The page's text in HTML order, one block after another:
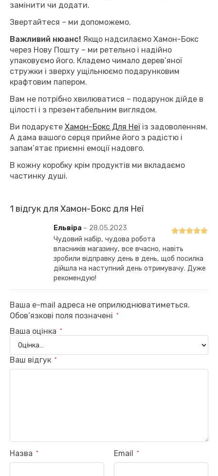
замінити чи додати.
Звертайтеся – ми допоможемо.
Важливий нюанс! Якщо надсилаємо Хамон-Бокс
через Нову Пошту – ми ретельно і надійно
упаковуємо його. Кладемо чимало дерев’яної
стружки і зверху ущільнюємо подарунковим
крафтовим папером.
Вам не потрібно хвилюватися – подарунок дійде в
цілості і з презентабельним виглядом.
Ви подаруєте Хамон-Бокс Для Неїіз задоволенням.
А дама вашого серця прийме його з радістю і
запам’ятає приємні емоції надовго.
В кожну коробку крім продуктів ми вкладаємо
частинку душі.
1 відгук для Хамон-Бокс для Неї
з 5
Ельвіра – 28.05.2023
Чудовий набір, чудова робота
власників магазину, все вчасно, навіть
зробили відправку день в день, щоб посилка
дійшла на наступний день отримувачу. Дуже
рекомендую!
Ваша e-mail адреса не оприлюднюватиметься.
Обов’язкові поля позначені
*
Ваша оцінка *
Ваш відгук *
Назва * Email *